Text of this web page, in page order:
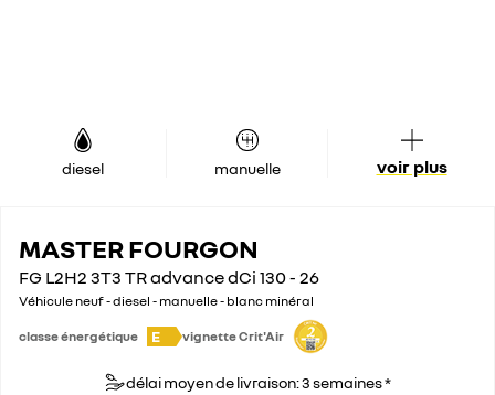
diesel manuelle voir plus
MASTER FOURGON
FG L2H2 3T3 TR advance dCi 130 - 26
Véhicule neuf - diesel - manuelle - blanc minéral
classe énergétique E vignette Crit'Air
délai moyen de livraison: 3 semaines *